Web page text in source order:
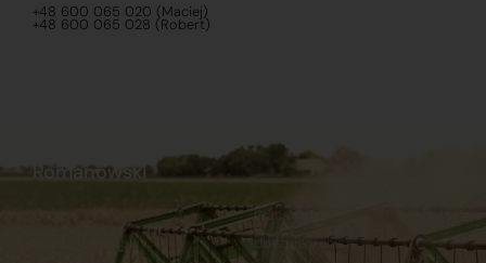
+48 600 065 020 (Maciej)
+48 600 065 028 (Robert)
Romanowski
Sklep internetowy
Praca
Ubezpieczenia